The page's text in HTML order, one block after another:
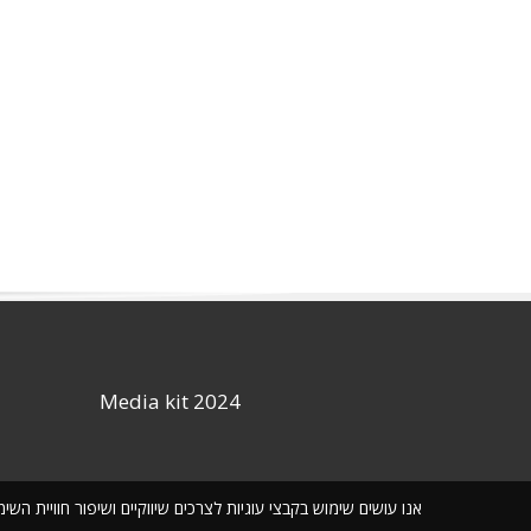
אנו עושים שימוש בקבצי עוגיות לצרכים שיווקיים ושיפור
Media kit 2024